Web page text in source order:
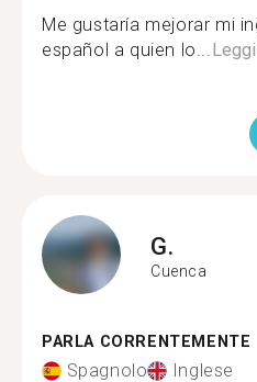
Me gustaría mejorar mi
español a quien lo...
G.
Cuenca
PARLA CORRENTEMENTE
Spagnolo Inglese